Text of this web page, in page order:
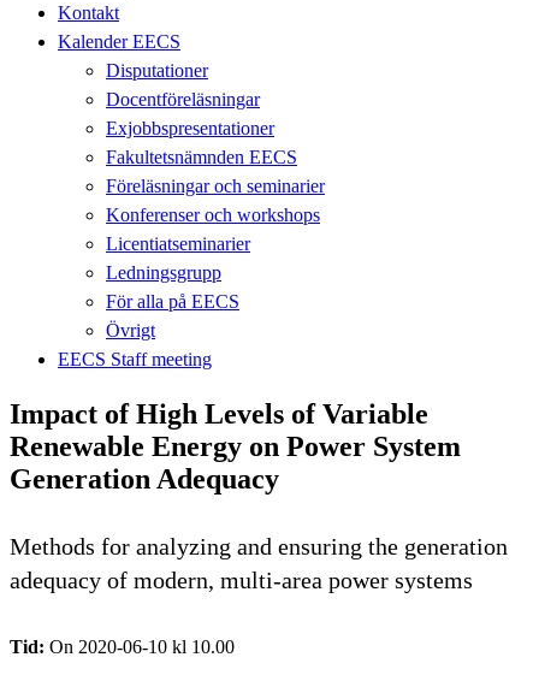
Kontakt
Kalender EECS
Disputationer
Docentföreläsningar
Exjobbspresentationer
Fakultetsnämnden EECS
Föreläsningar och seminarier
Konferenser och workshops
Licentiatseminarier
Ledningsgrupp
För alla på EECS
Övrigt
EECS Staff meeting
Impact of High Levels of Variable
Renewable Energy on Power System
Generation Adequacy
Methods for analyzing and ensuring the generation
adequacy of modern, multi-area power systems
Tid: On 2020-06-10 kl 10.00